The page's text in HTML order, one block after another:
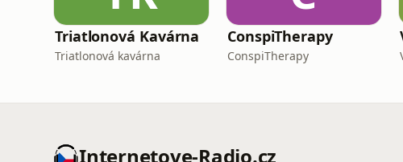
Triatlonová Kavárna
Triatlonová kavárna
ConspiTherapy
ConspiTherapy
Internetove-Radio.cz